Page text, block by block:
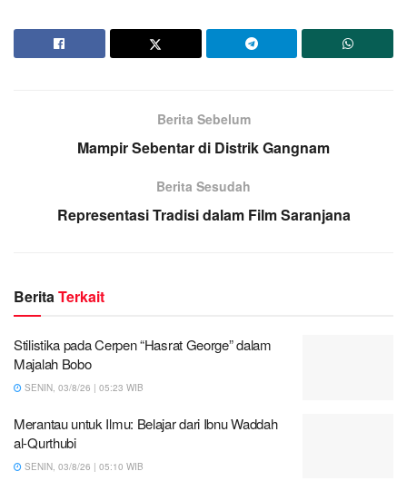
Berita Sebelum
Mampir Sebentar di Distrik Gangnam
Berita Sesudah
Representasi Tradisi dalam Film Saranjana
BeritaTerkait
Stilistika pada Cerpen “Hasrat George” dalam
Majalah Bobo
SENIN, 03/8/26 | 05:23 WIB
Merantau untuk Ilmu: Belajar dari Ibnu Waddah
al-Qurthubi
SENIN, 03/8/26 | 05:10 WIB